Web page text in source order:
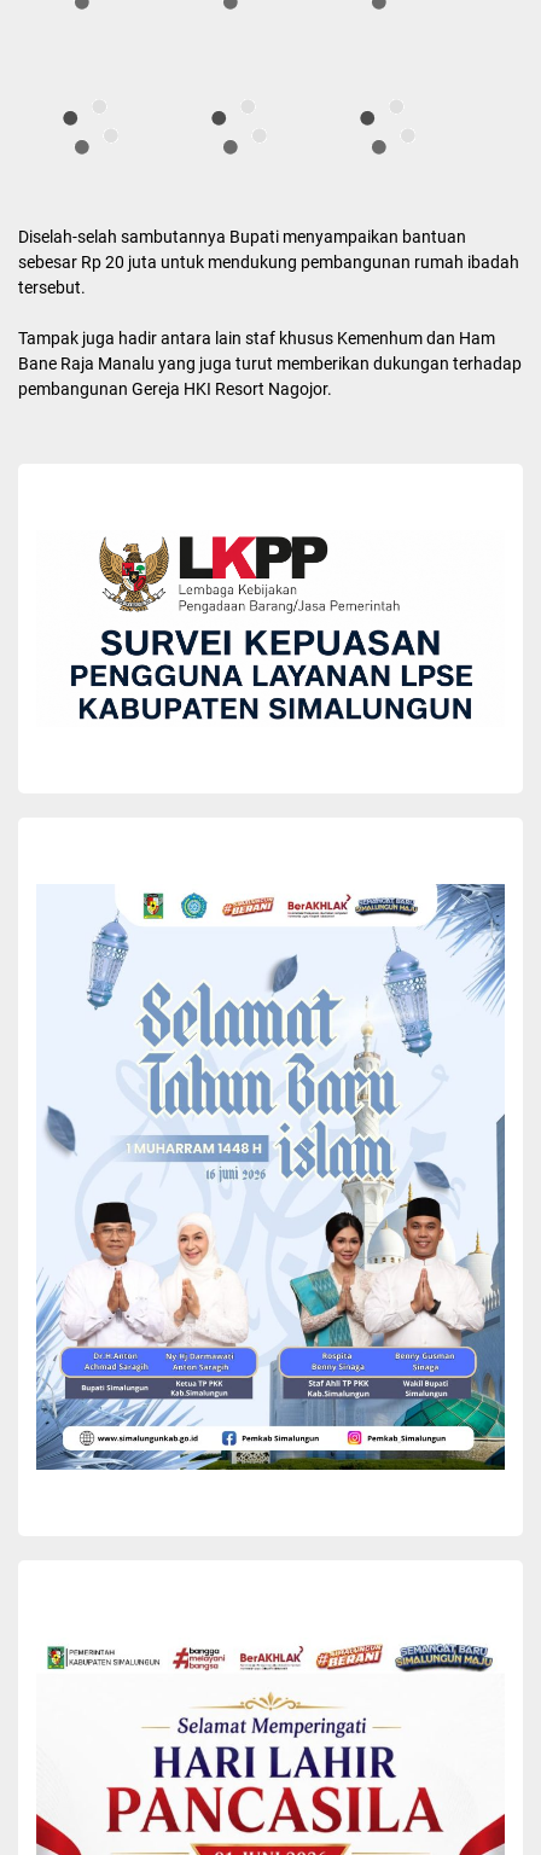
Diselah-selah sambutannya Bupati menyampaikan bantuan
sebesar Rp 20 juta untuk mendukung pembangunan rumah ibadah
tersebut.
Tampak juga hadir antara lain staf khusus Kemenhum dan Ham
Bane Raja Manalu yang juga turut memberikan dukungan terhadap
pembangunan Gereja HKI Resort Nagojor.